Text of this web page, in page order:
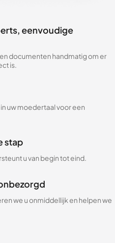
eenvoudige
documenten handmatig om er
is.
uw moedertaal voor een
stap
u van begin tot eind.
we u onmiddellijk en helpen we